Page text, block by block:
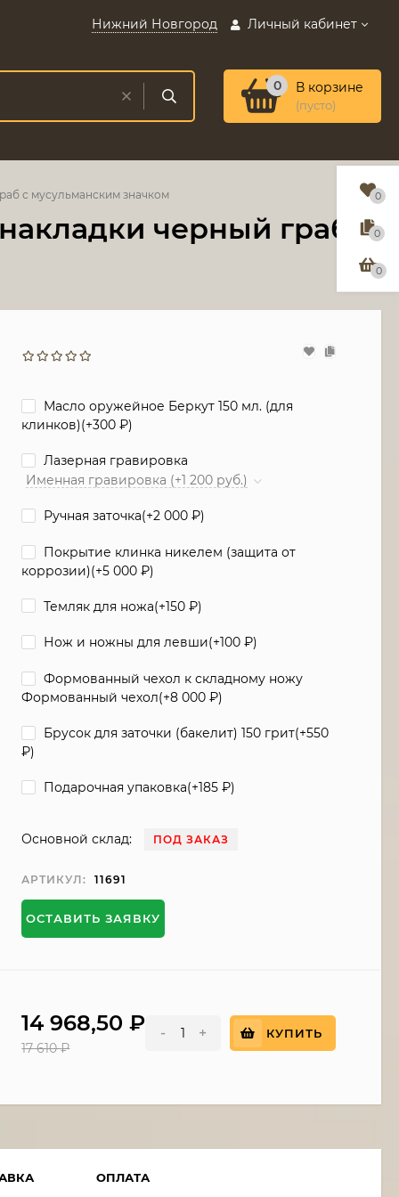
Нижний Новгород Личный кабинет
0 В корзине
(пусто)
с мусульманским значком
черный граб с
Масло оружейное Беркут 150 мл. (для
клинков)(+300₽)
Лазерная гравировка
Именная гравировка (+1 200 руб.)
Ручная заточка(+2 000₽)
Покрытие клинка никелем (защита от
коррозии)(+5 000₽)
Темляк для ножа(+150₽)
Нож и ножны для левши(+100₽)
Формованный чехол к складному ножу
Формованный чехол(+8 000₽)
Брусок для заточки (бакелит) 150 грит(+550
₽)
Подарочная упаковка(+185₽)
Основной склад: ПОД ЗАКАЗ
АРТИКУЛ: 11691
ОСТАВИТЬ ЗАЯВКУ
14 968,50₽
17 610₽
- + КУПИТЬ
ОПЛАТА
0
0
0